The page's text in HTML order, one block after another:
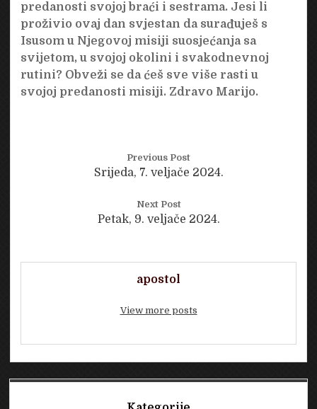
predanosti svojoj braći i sestrama. Jesi li
proživio ovaj dan svjestan da surađuješ s
Isusom u Njegovoj misiji suosjećanja sa
svijetom, u svojoj okolini i svakodnevnoj
rutini? Obveži se da ćeš sve više rasti u
svojoj predanosti misiji. Zdravo Marijo.
Previous Post
Srijeda, 7. veljače 2024.
Next Post
Petak, 9. veljače 2024.
apostol
View more posts